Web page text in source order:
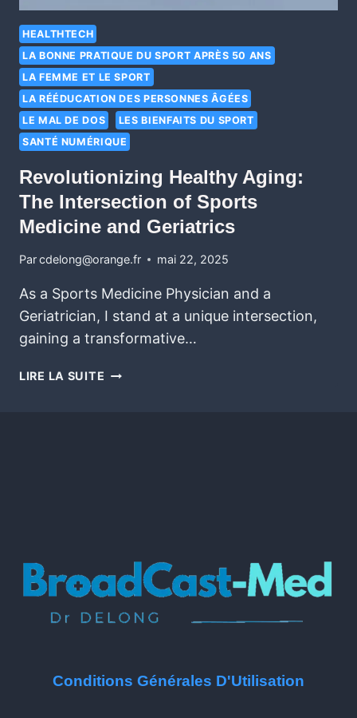
HEALTHTECH
LA BONNE PRATIQUE DU SPORT APRÈS 50 ANS
LA FEMME ET LE SPORT
LA RÉÉDUCATION DES PERSONNES ÂGÉES
LE MAL DE DOS
LES BIENFAITS DU SPORT
SANTÉ NUMÉRIQUE
Revolutionizing Healthy Aging:
The Intersection of Sports
Medicine and Geriatrics
Parcdelong@orange.fr mai 22, 2025
As a Sports Medicine Physician and a
Geriatrician, I stand at a unique intersection,
gaining a transformative…
LIRE LA SUITE
Conditions Générales D'Utilisation